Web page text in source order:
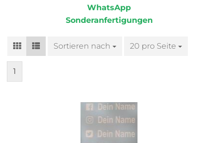
WhatsApp
Sonderanfertigungen
Sortieren nach
Sortieren nach 20 pro Seite
pro Seite
1